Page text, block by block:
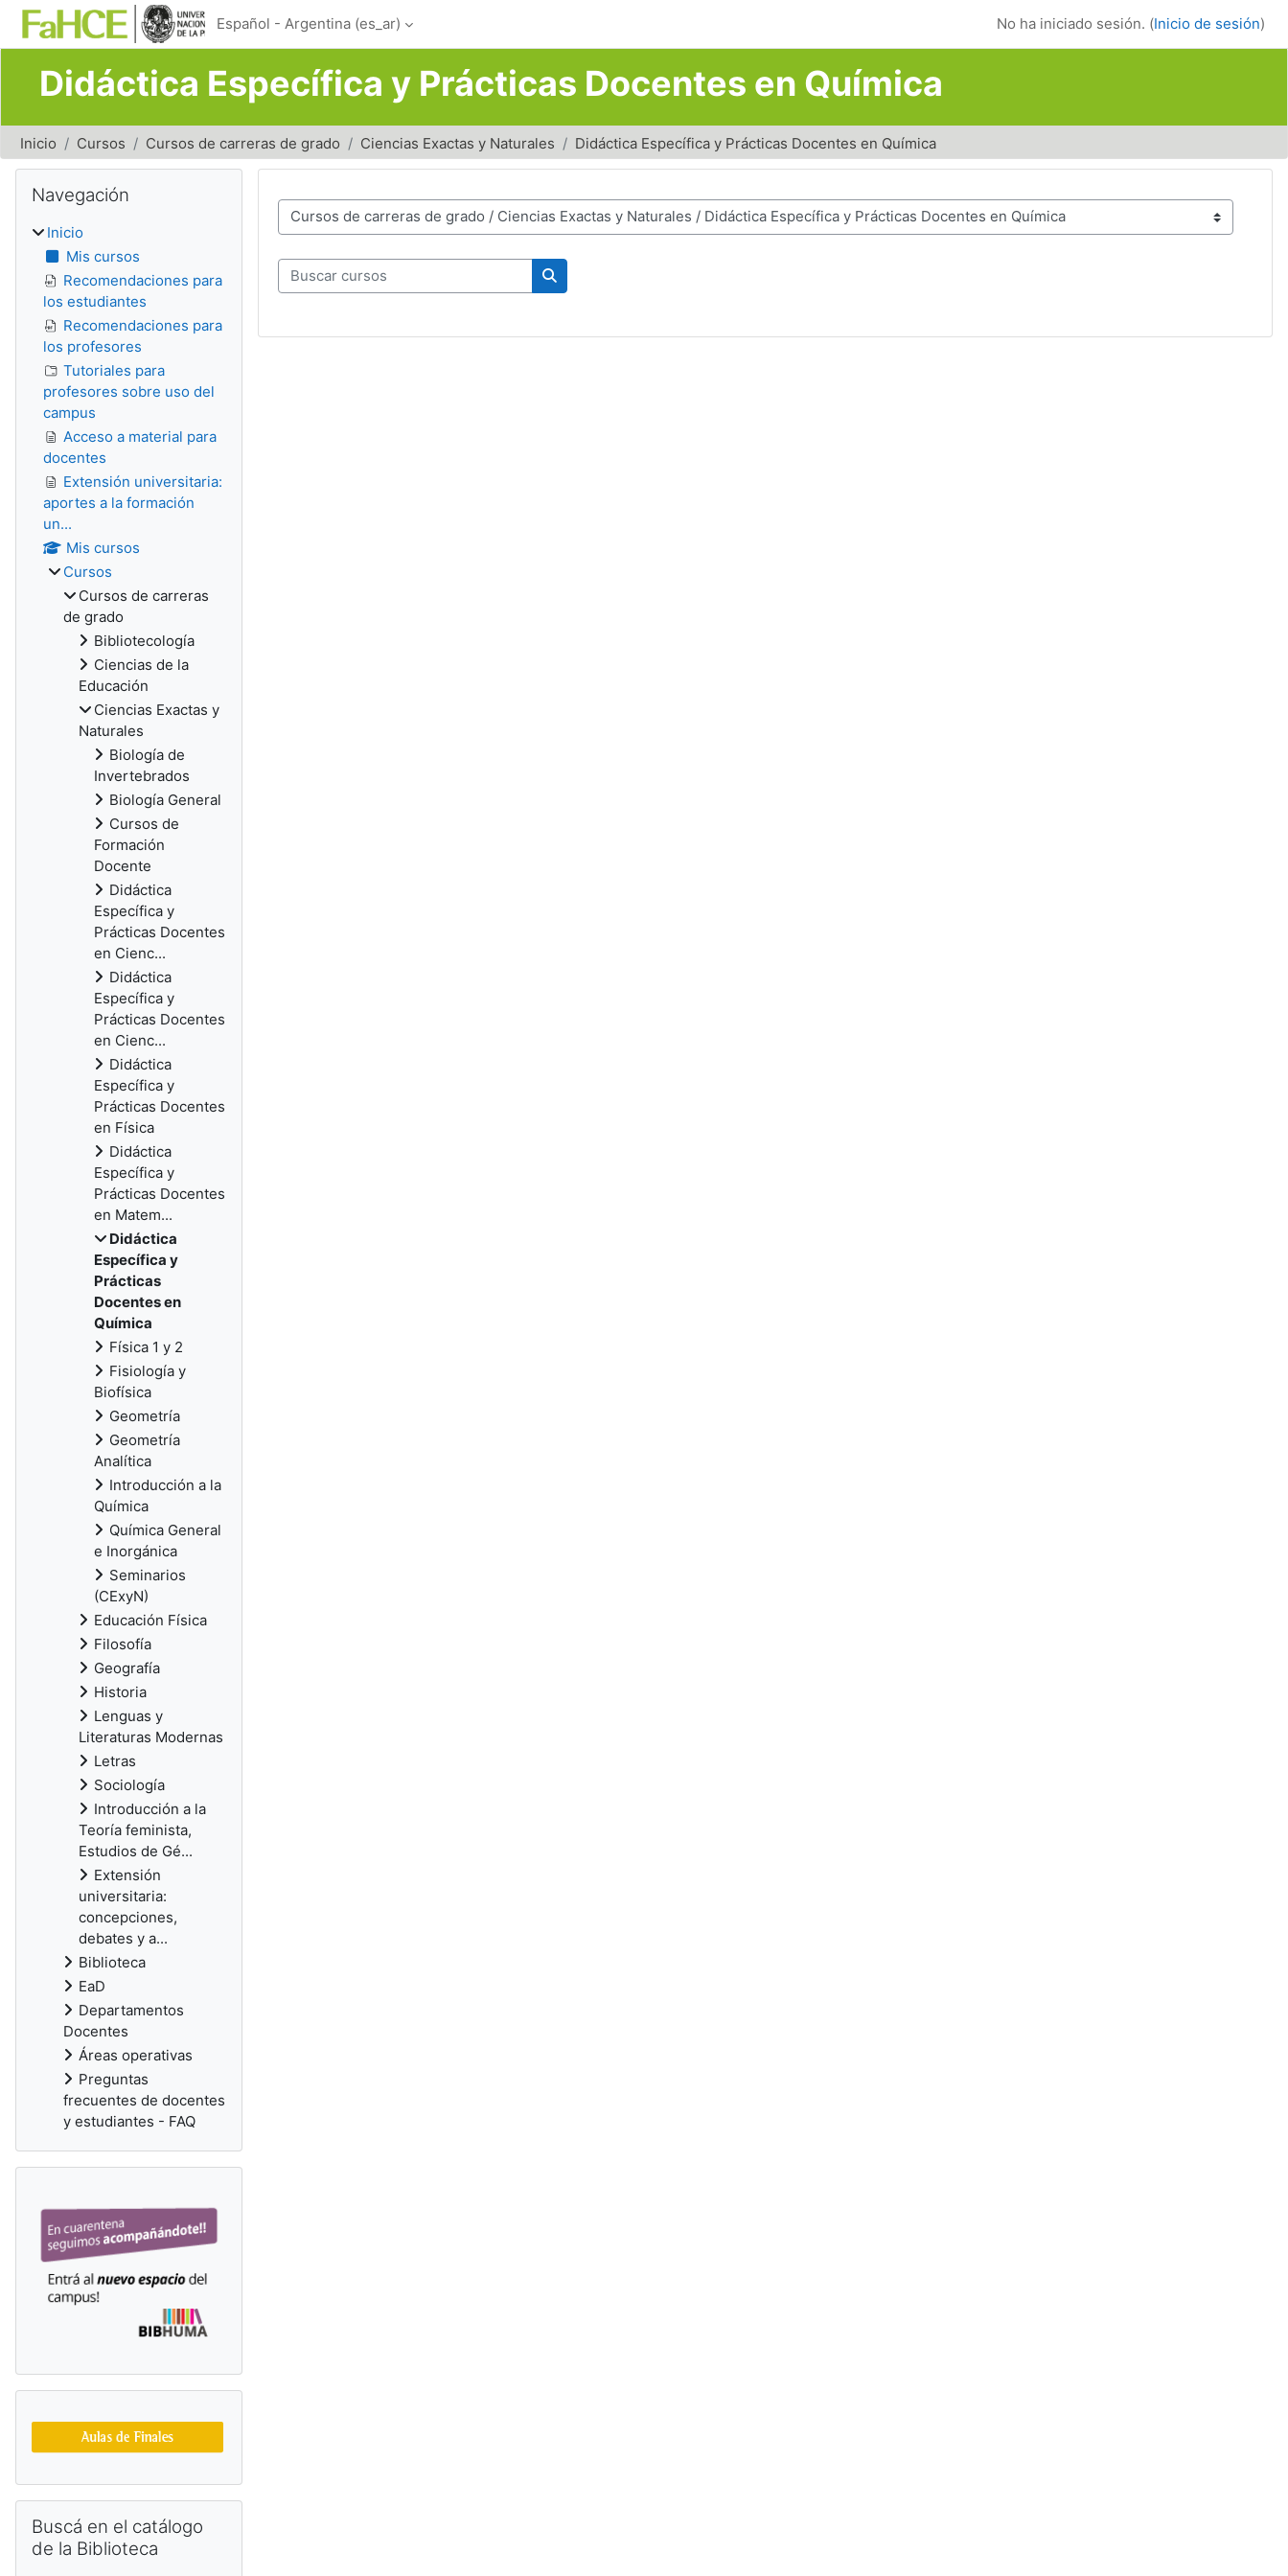
Salta al contenido principal
Español - Argentina ‎(es_ar)‎ No ha iniciado sesión. (Inicio de sesión)
Didáctica Específica y Prácticas Docentes en Química
Inicio Cursos Cursos de carreras de grado Ciencias Exactas y Naturales Didáctica Específica y Prácticas Docentes en Química
Categorías del curso
Buscar cursos
Buscar cursos
Bloques
Navegación
Inicio
Mis cursos
Recomendaciones para
los estudiantes
Recomendaciones para
los profesores
Tutoriales para
profesores sobre uso del
campus
Acceso a material para
docentes
Extensión universitaria:
aportes a la formación
un...
Mis cursos
Cursos
Cursos de carreras
de grado
Bibliotecología
Ciencias de la
Educación
Ciencias Exactas y
Naturales
Biología de
Invertebrados
Biología General
Cursos de
Formación
Docente
Didáctica
Específica y
Prácticas Docentes
en Cienc...
Didáctica
Específica y
Prácticas Docentes
en Cienc...
Didáctica
Específica y
Prácticas Docentes
en Física
Didáctica
Específica y
Prácticas Docentes
en Matem...
Didáctica
Específica y
Prácticas
Docentes en
Química
Física 1 y 2
Fisiología y
Biofísica
Geometría
Geometría
Analítica
Introducción a la
Química
Química General
e Inorgánica
Seminarios
(CExyN)
Educación Física
Filosofía
Geografía
Historia
Lenguas y
Literaturas Modernas
Letras
Sociología
Introducción a la
Teoría feminista,
Estudios de Gé...
Extensión
universitaria:
concepciones,
debates y a...
Biblioteca
EaD
Departamentos
Docentes
Áreas operativas
Preguntas
frecuentes de docentes
y estudiantes - FAQ
Buscá en el catálogo
de la Biblioteca